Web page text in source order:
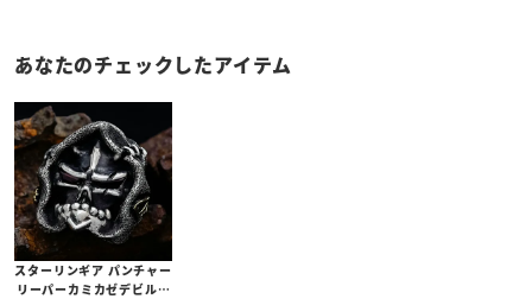
あなたのチェックしたアイテム
スターリンギア パンチャー
リーパーカミカゼデビルリ